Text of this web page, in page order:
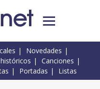
Novedades
Canciones
Portadas Listas